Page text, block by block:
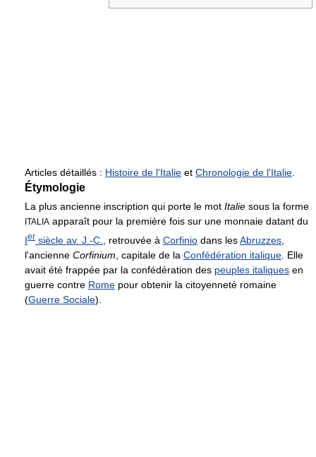
Articles détaillés : Histoire de l'Italie et Chronologie de l'Italie
Étymologie
La plus ancienne inscription qui porte le mot Italie sous la forme
ITALIA apparaît pour la première fois sur une monnaie datant du
Ier siècle av. J.-C. , retrouvée à Corfinio dans lesAbruzzes
l'ancienne Corfinium , capitale de la Confédération italique . Elle
avait été frappée par la confédération des peuples italiques en
guerre contre Rome pour obtenir la citoyenneté romaine
(Guerre Sociale).